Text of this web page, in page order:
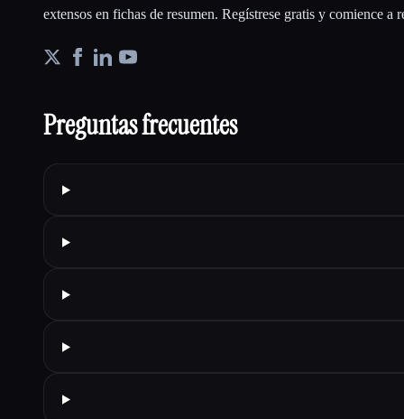
extensos en fichas de resumen. Regístrese gratis y comience a
Preguntas frecuentes